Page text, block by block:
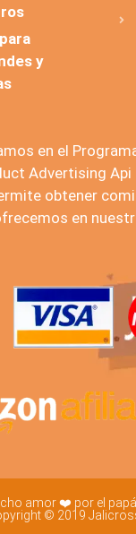
y
en el
Advertising Api
obtener
en
amor ❤️ por el papá
© 2019